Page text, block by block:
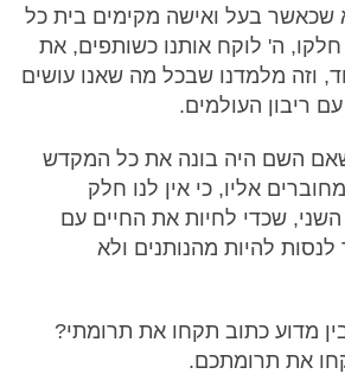
שכאשר בעל ואישה מקימים בית כל
ה' לוקח אותנו כשותפים, את
וזה מלמדנו שבכל מה שאנו עושים
ריבון העולמים.
השם היה בונה את כל המקדש
אליו, כי אין לנו חלק
שכדי לחיות את החיים עם
להיות מהנותנים ולא
מדוע כתוב תקחו את תרומתי?
את תרומתכם.